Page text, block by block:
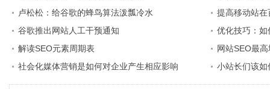
卢松松：给谷歌的蜂鸟算法泼瓢冷水
提高移动站
谷歌推出网站人工干预通知
优化技巧：
解读SEO元素周期表
网站SEO最
社会化媒体营销是如何对企业产生相应影响
小站长们该